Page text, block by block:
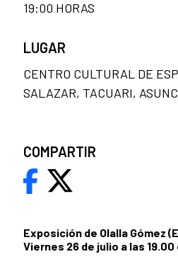
Exposición de Olalla Gómez
Viernes 26 de julio a las 19.00
19:00 HORAS
LUGAR
CENTRO CULTURAL DE
SALAZAR, TACUARI,
COMPARTIR